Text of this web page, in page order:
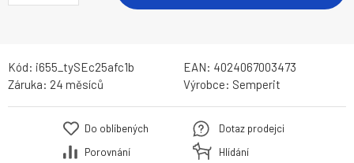
Kód: i655_tySEc25afc1b EAN: 4024067003473
Záruka: 24 měsíců Výrobce: Semperit
Do oblíbených
Porovnání
Dotaz prodejci
Hlídání